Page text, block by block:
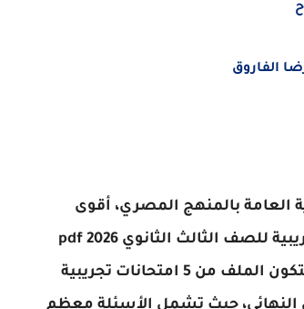
العامة بالمنهج المصري، أقوى
مراجعة نهائية في فرع القواعد النحوية، وهي "امتحانات النحو التجريبية للصف الثالث الثانوي 2026 pdf
بالإجابات" المقدمة كإهداء مميز من نخبة كيان في اللغة العربية. يتكون الملف من 5 امتحانات تجريبية
النهائي، حيث تشمل الأسئلة معظم